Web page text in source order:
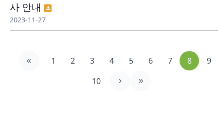
사 안내
2023-11-27
1 2 3 4 5 6 7 8
9
10